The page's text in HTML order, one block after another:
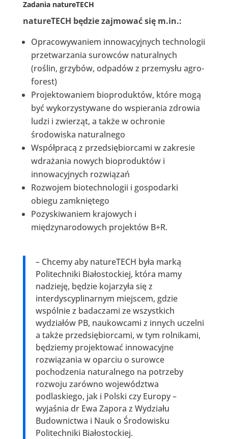
Zadania natureTECH
natureTECH będzie zajmować się m.in.:
Opracowywaniem innowacyjnych technologii
przetwarzania surowców naturalnych
(roślin, grzybów, odpadów z przemysłu agro-
forest)
Projektowaniem bioproduktów, które mogą
być wykorzystywane do wspierania zdrowia
ludzi i zwierząt, a także w ochronie
środowiska naturalnego
Współpracą z przedsiębiorcami w zakresie
wdrażania nowych bioproduktów i
innowacyjnych rozwiązań
Rozwojem biotechnologii i gospodarki
obiegu zamkniętego
Pozyskiwaniem krajowych i
międzynarodowych projektów B+R.
– Chcemy aby natureTECH była marką
Politechniki Białostockiej, która mamy
nadzieję, będzie kojarzyła się z
interdyscyplinarnym miejscem, gdzie
wspólnie z badaczami ze wszystkich
wydziałów PB, naukowcami z innych uczelni
a także przedsiębiorcami, w tym rolnikami,
będziemy projektować innowacyjne
rozwiązania w oparciu o surowce
pochodzenia naturalnego na potrzeby
rozwoju zarówno województwa
podlaskiego, jak i Polski czy Europy –
wyjaśnia dr Ewa Zapora z Wydziału
Budownictwa i Nauk o Środowisku
Politechniki Białostockiej.